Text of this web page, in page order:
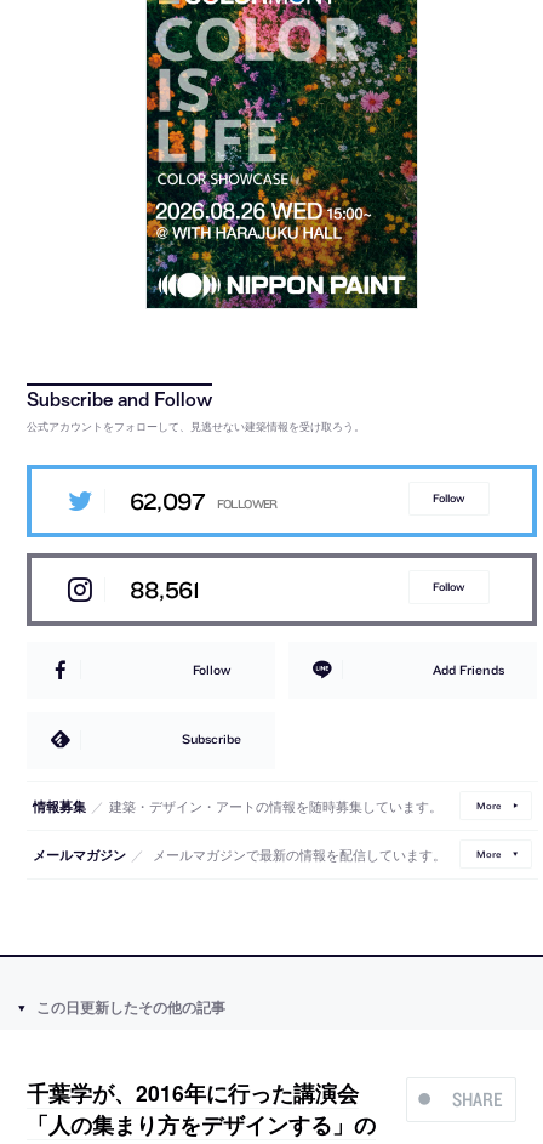
公式アカウントをフォローして、見逃せない建築情報を受け取ろう。
62,097 Follow
88,561 Follow
Follow Add Friends
Subscribe
情報募集 ／ 建築・デザイン・アートの情報を随時募集しています。 More
メールマガジン ／ メールマガジンで最新の情報を配信しています。 More
この日更新したその他の記事
SHARE
千葉学が、2016年に行った講演会
「人の集まり方をデザインする」の